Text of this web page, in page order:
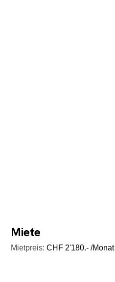
Miete
Mietpreis: CHF 2'180.- /Monat